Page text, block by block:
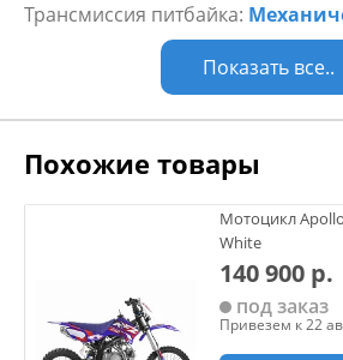
Трансмиссия питбайка:
Показать все..
Похожие товары
Мотоцикл
White
140 900 р.
под заказ
Привезем к 22